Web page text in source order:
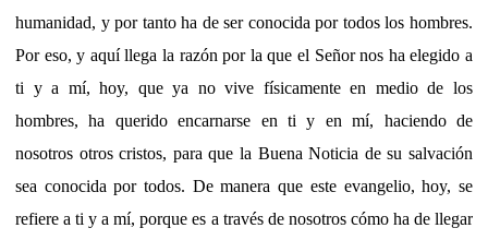
humanidad, y por tanto ha de ser conocida por todos los hombres.
Por eso, y aquí llega la razón por la que el Señor nos ha elegido a
ti y a mí, hoy, que ya no vive físicamente en medio de los
hombres, ha querido encarnarse en ti y en mí, haciendo de
nosotros otros cristos, para que la Buena Noticia de su salvación
sea conocida por todos. De manera que este evangelio, hoy, se
refiere a ti y a mí, porque es a través de nosotros cómo ha de llegar